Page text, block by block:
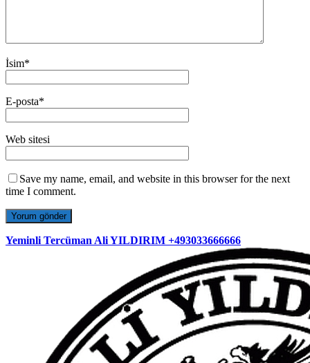
İsim*
E-posta*
Web sitesi
Save my name, email, and website in this browser for the next
time I comment.
Yeminli Tercüman Ali YILDIRIM +493033666666